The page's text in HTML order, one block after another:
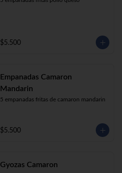
$5.500
Empanadas Camaron
Mandarin
5 empanadas fritas de camaron mandarin
$5.500
Gyozas Camaron